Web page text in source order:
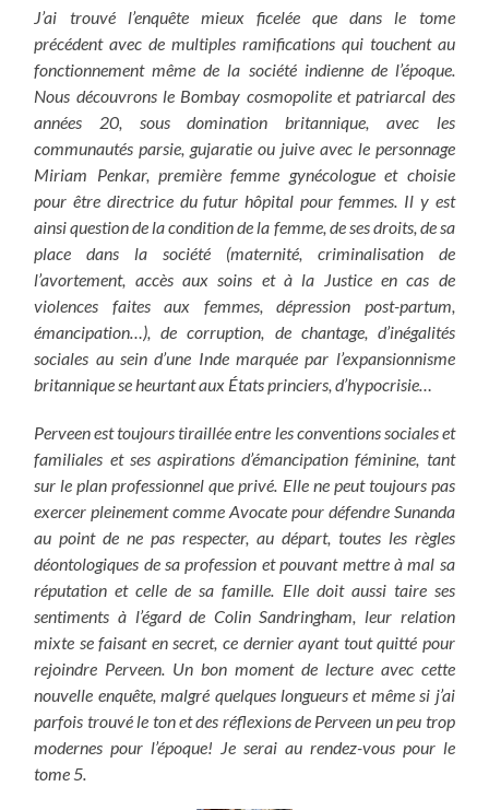
J’ai trouvé l’enquête mieux ficelée que dans le tome
précédent avec de multiples ramifications qui touchent au
fonctionnement même de la société indienne de l’époque.
Nous découvrons le Bombay cosmopolite et patriarcal des
années 20, sous domination britannique, avec les
communautés parsie, gujaratie ou juive avec le personnage
Miriam Penkar, première femme gynécologue et choisie
pour être directrice du futur hôpital pour femmes. Il y est
ainsi question de la condition de la femme, de ses droits, de sa
place dans la société (maternité, criminalisation de
l’avortement, accès aux soins et à la Justice en cas de
violences faites aux femmes, dépression post-partum,
émancipation…), de corruption, de chantage, d’inégalités
sociales au sein d’une Inde marquée par l’expansionnisme
britannique se heurtant aux États princiers, d’hypocrisie…
Perveen est toujours tiraillée entre les conventions sociales et
familiales et ses aspirations d’émancipation féminine, tant
sur le plan professionnel que privé. Elle ne peut toujours pas
exercer pleinement comme Avocate pour défendre Sunanda
au point de ne pas respecter, au départ, toutes les règles
déontologiques de sa profession et pouvant mettre à mal sa
réputation et celle de sa famille. Elle doit aussi taire ses
sentiments à l’égard de Colin Sandringham, leur relation
mixte se faisant en secret, ce dernier ayant tout quitté pour
rejoindre Perveen. Un bon moment de lecture avec cette
nouvelle enquête, malgré quelques longueurs et même si j’ai
parfois trouvé le ton et des réflexions de Perveen un peu trop
modernes pour l’époque! Je serai au rendez-vous pour le
tome 5.